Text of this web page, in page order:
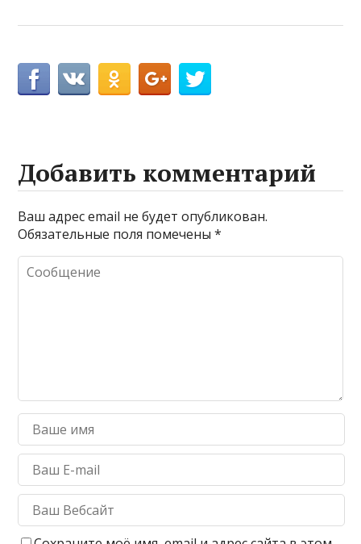
Добавить комментарий
Ваш адрес email не будет опубликован.
Обязательные поля помечены*